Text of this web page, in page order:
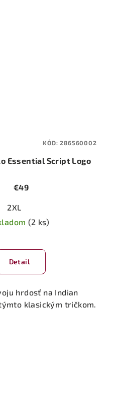
Essential Script Logo
€49
2XL
(2 ks)
Detail
hrdosť na Indian
klasickým tričkom.
KÓD:286560002